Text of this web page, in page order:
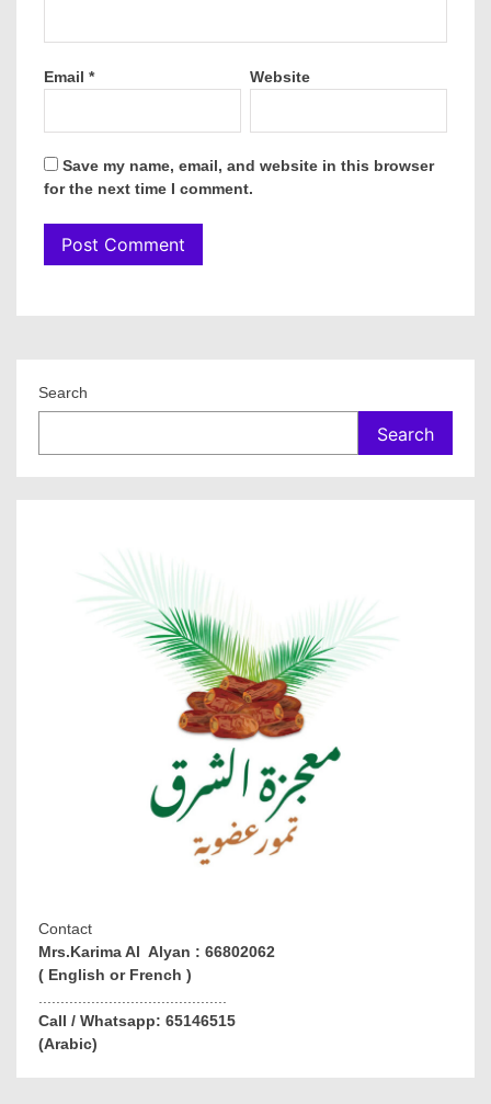
Email * Website
Save my name, email, and website in this browser
for the next time I comment.
Search
Search
Contact
Mrs.Karima Al Alyan : 66802062
( English or French )
Call / Whatsapp: 65146515
(Arabic)